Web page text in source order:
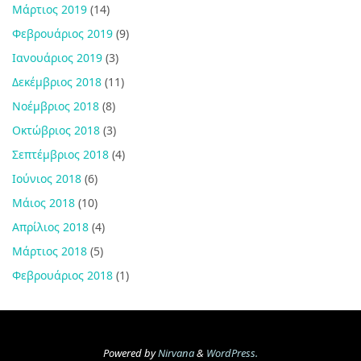
Μάρτιος 2019 (14)
Φεβρουάριος 2019 (9)
Ιανουάριος 2019 (3)
Δεκέμβριος 2018 (11)
Νοέμβριος 2018 (8)
Οκτώβριος 2018 (3)
Σεπτέμβριος 2018 (4)
Ιούνιος 2018 (6)
Μάιος 2018 (10)
Απρίλιος 2018 (4)
Μάρτιος 2018 (5)
Φεβρουάριος 2018 (1)
Powered byNirvana& WordPress.